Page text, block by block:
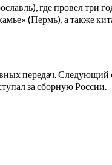
где провел три
(Пермь), а также
передач. Следующий
за сборную России.